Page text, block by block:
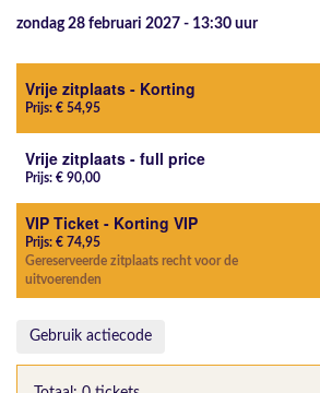
zondag 28 februari 2027 - 13:30 uur
Vrije zitplaats - Korting
Prijs: € 54,95
Vrije zitplaats - full price
Prijs: € 90,00
VIP Ticket - Korting VIP
Prijs: € 74,95
Gereserveerde zitplaats recht voor de
uitvoerenden
Gebruik actiecode